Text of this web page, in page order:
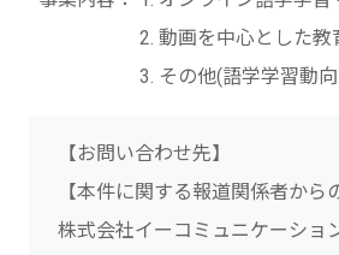
2. 動画を中心とした教育
3. その他(語学学習動向
【お問い合わせ先】
【本件に関する報道関係者から
株式会社イーコミュニケーショ